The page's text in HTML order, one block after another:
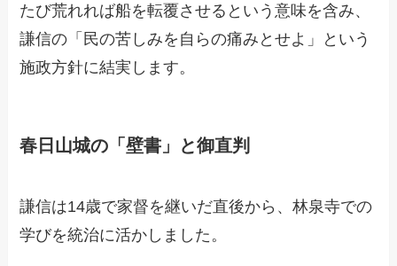
たび荒れれば船を転覆させるという意味を含み、
謙信の「民の苦しみを自らの痛みとせよ」という
施政方針に結実します。
春日山城の「壁書」と御直判
謙信は14歳で家督を継いだ直後から、林泉寺での
学びを統治に活かしました。